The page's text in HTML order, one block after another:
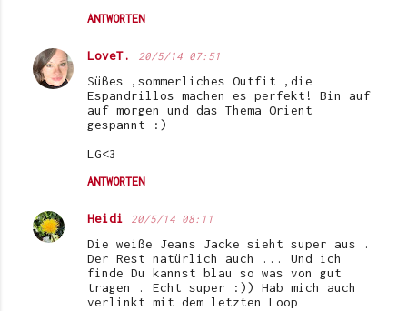
ANTWORTEN
LoveT. 20/5/14 07:51
Süßes ,sommerliches Outfit ,die
Espandrillos machen es perfekt! Bin auf
auf morgen und das Thema Orient
gespannt :)
LG<3
ANTWORTEN
Heidi 20/5/14 08:11
Die weiße Jeans Jacke sieht super aus .
Der Rest natürlich auch ... Und ich
finde Du kannst blau so was von gut
tragen . Echt super :)) Hab mich auch
verlinkt mit dem letzten Loop